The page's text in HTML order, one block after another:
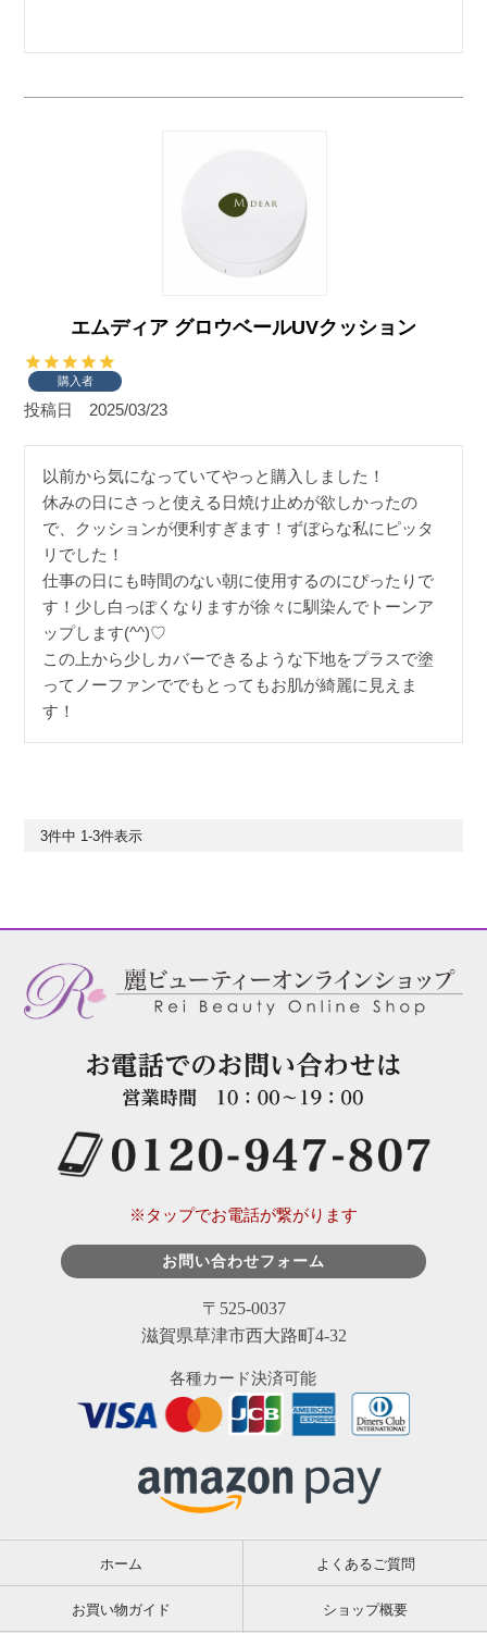
エムディア グロウベールUVクッション
購入者
投稿日 2025/03/23
以前から気になっていてやっと購入しました！
休みの日にさっと使える日焼け止めが欲しかったの
で、クッションが便利すぎます！ずぼらな私にピッタ
リでした！
仕事の日にも時間のない朝に使用するのにぴったりで
す！少し白っぽくなりますが徐々に馴染んでトーンア
ップします(^^)♡
この上から少しカバーできるような下地をプラスで塗
ってノーファンででもとってもお肌が綺麗に見えま
す！
3件中 1-3件表示
※タップでお電話が繋がります
お問い合わせフォーム
〒525-0037
滋賀県草津市西大路町4-32
各種カード決済可能
ホーム よくあるご質問
お買い物ガイド ショップ概要